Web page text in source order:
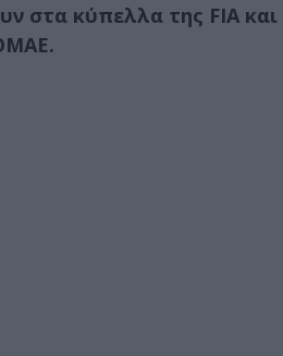
στα κύπελλα της FIA και